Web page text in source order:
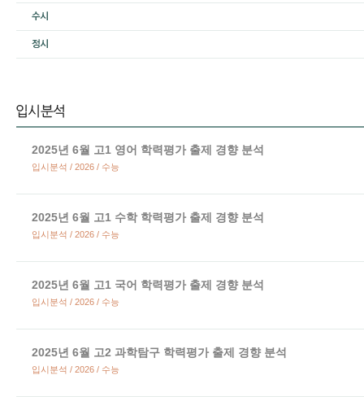
2025년 6월 고1 영어 학력평가 출제 경향 분석
입시분석 / 2026 / 수능
2025년 6월 고1 수학 학력평가 출제 경향 분석
입시분석 / 2026 / 수능
2025년 6월 고1 국어 학력평가 출제 경향 분석
입시분석 / 2026 / 수능
2025년 6월 고2 과학탐구 학력평가 출제 경향 분석
입시분석 / 2026 / 수능